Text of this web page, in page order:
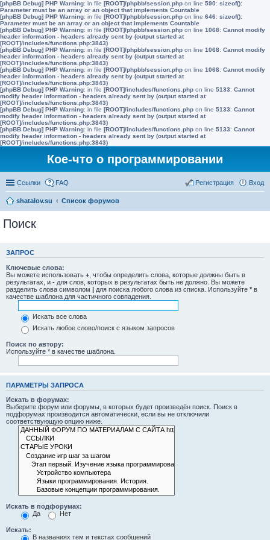
[phpBB Debug] PHP Warning: in file [ROOT]/phpbb/session.php on line 590: sizeof():
Parameter must be an array or an object that implements Countable
[phpBB Debug] PHP Warning: in file [ROOT]/phpbb/session.php on line 646: sizeof():
Parameter must be an array or an object that implements Countable
[phpBB Debug] PHP Warning: in file [ROOT]/phpbb/session.php on line 1068: Cannot modify
header information - headers already sent by (output started at
[ROOT]/includes/functions.php:3843)
[phpBB Debug] PHP Warning: in file [ROOT]/phpbb/session.php on line 1068: Cannot modify
header information - headers already sent by (output started at
[ROOT]/includes/functions.php:3843)
[phpBB Debug] PHP Warning: in file [ROOT]/phpbb/session.php on line 1068: Cannot modify
header information - headers already sent by (output started at
[ROOT]/includes/functions.php:3843)
[phpBB Debug] PHP Warning: in file [ROOT]/includes/functions.php on line 5133: Cannot
modify header information - headers already sent by (output started at
[ROOT]/includes/functions.php:3843)
[phpBB Debug] PHP Warning: in file [ROOT]/includes/functions.php on line 5133: Cannot
modify header information - headers already sent by (output started at
[ROOT]/includes/functions.php:3843)
[phpBB Debug] PHP Warning: in file [ROOT]/includes/functions.php on line 5133: Cannot
modify header information - headers already sent by (output started at
[ROOT]/includes/functions.php:3843)
Кое-что о программировании
Ссылки FAQ Вход
Регистрация
shatalov.su Список форумов
Поиск
ЗАПРОС
Ключевые слова:
Вы можете использовать + , чтобы определить слова, которые должны быть в
результатах, и - для слов, которых в результатах быть не должно. Вы можете
разделить слова символом | для поиска любого слова из списка. Используйте * в
качестве шаблона для частичного совпадения.
Искать все слова
Искать любое слово/поиск с языком запросов
Поиск по автору:
Используйте * в качестве шаблона.
ПАРАМЕТРЫ ЗАПРОСА
Искать в форумах:
Выберите форум или форумы, в которых будет произведён поиск. Поиск в
подфорумах производится автоматически, если вы не отключили
соответствующую опцию ниже.
Искать в подфорумах:
Да
Нет
Искать:
В названиях тем и текстах сообщений